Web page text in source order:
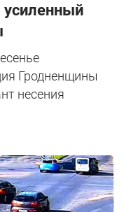
усиленный
Гродненщины
несения